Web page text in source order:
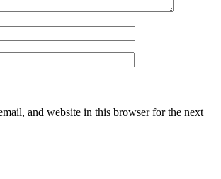
and website in this browser for the next